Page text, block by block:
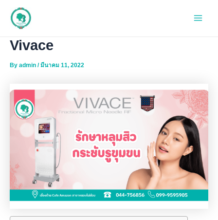
content
Vivace
By admin /มีนาคม 11, 2022